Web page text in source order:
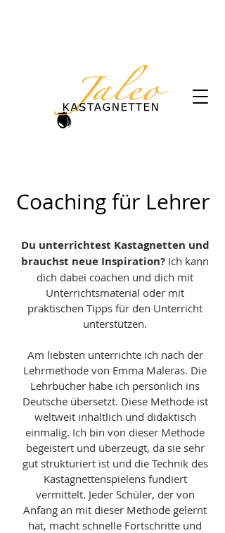
Coaching für Lehrer
Du unterrichtest Kastagnetten und
brauchst neue Inspiration? Ich kann
dich dabei coachen und dich mit
Unterrichtsmaterial oder mit
praktischen Tipps für den Unterricht
unterstützen.
Am liebsten unterrichte ich nach der
Lehrmethode von Emma Maleras. Die
Lehrbücher habe ich persönlich ins
Deutsche übersetzt. Diese Methode ist
weltweit inhaltlich und didaktisch
einmalig. Ich bin von dieser Methode
begeistert und überzeugt, da sie sehr
gut strukturiert ist und die Technik des
Kastagnettenspielens fundiert
vermittelt. Jeder Schüler, der von
Anfang an mit dieser Methode gelernt
hat, macht schnelle Fortschritte und